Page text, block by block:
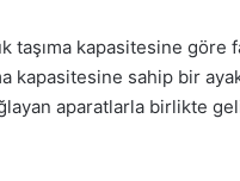
taşıma kapasitesine göre
kapasitesine sahip bir
aparatlarla birlikte